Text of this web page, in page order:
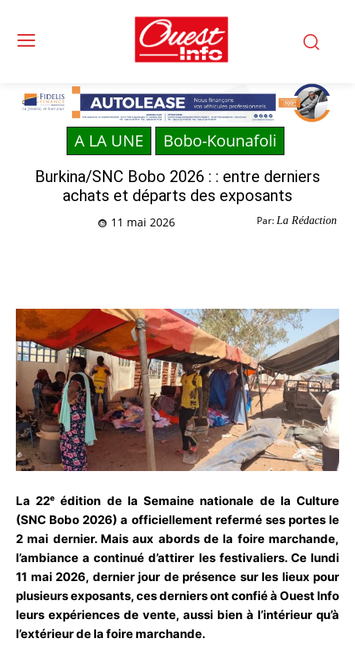
A LA UNE Bobo-Kounafoli
Burkina/SNC Bobo 2026 : : entre derniers
achats et départs des exposants
Par: La Rédaction
11 mai 2026
La 22ᵉ édition de la Semaine nationale de la Culture
(SNC Bobo 2026) a officiellement refermé ses portes le
2 mai dernier. Mais aux abords de la foire marchande,
l’ambiance a continué d’attirer les festivaliers. Ce lundi
11 mai 2026, dernier jour de présence sur les lieux pour
plusieurs exposants, ces derniers ont confié à Ouest Info
leurs expériences de vente, aussi bien à l’intérieur qu’à
l’extérieur de la foire marchande.